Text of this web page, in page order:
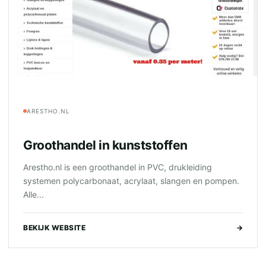
ARESTHO.NL
Groothandel in kunststoffen
Arestho.nl is een groothandel in PVC, drukleiding
systemen polycarbonaat, acrylaat, slangen en pompen.
Alle...
BEKIJK WEBSITE →